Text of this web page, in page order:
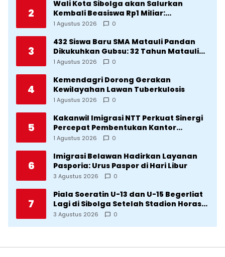
2
Wali Kota Sibolga akan Salurkan
Kembali Beasiswa Rp1 Miliar:
Diproritaskan Mahasiswa Korban
1 Agustus 2026 0
3
432 Siswa Baru SMA Matauli Pandan
Dikukuhkan Gubsu: 32 Tahun Matauli
Cetak SDM Unggul
1 Agustus 2026 0
4
Kemendagri Dorong Gerakan
Kewilayahan Lawan Tuberkulosis
1 Agustus 2026 0
5
Kakanwil Imigrasi NTT Perkuat Sinergi
Percepat Pembentukan Kantor
Imigrasi Sumba Timur
1 Agustus 2026 0
6
Imigrasi Belawan Hadirkan Layanan
Pasporia: Urus Paspor di Hari Libur
3 Agustus 2026 0
7
Piala Soeratin U-13 dan U-15 Begerliat
Lagi di Sibolga Setelah Stadion Horas
Direvitalisasi Wali Kota
3 Agustus 2026 0